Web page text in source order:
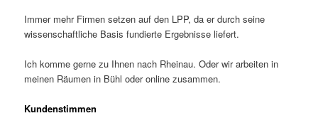
Immer mehr Firmen setzen auf den LPP, da er durch seine
wissenschaftliche Basis fundierte Ergebnisse liefert.
Ich komme gerne zu Ihnen nach Rheinau. Oder wir arbeiten in
meinen Räumen in Bühl oder online zusammen.
Kundenstimmen